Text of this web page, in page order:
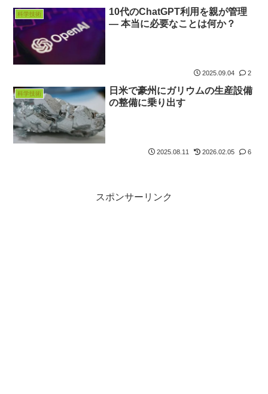
科学技術
10代のChatGPT利用を親が管理
― 本当に必要なことは何か？
2025.09.04 2
科学技術
日米で豪州にガリウムの生産設備
の整備に乗り出す
2025.08.11 2026.02.05 6
スポンサーリンク